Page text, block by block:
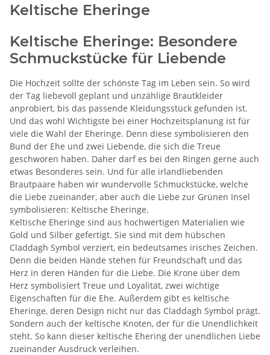
Keltische Eheringe
Keltische Eheringe: Besondere
Schmuckstücke für Liebende
Die Hochzeit sollte der schönste Tag im Leben sein. So wird
der Tag liebevoll geplant und unzählige Brautkleider
anprobiert, bis das passende Kleidungsstück gefunden ist.
Und das wohl Wichtigste bei einer Hochzeitsplanung ist für
viele die Wahl der Eheringe. Denn diese symbolisieren den
Bund der Ehe und zwei Liebende, die sich die Treue
geschworen haben. Daher darf es bei den Ringen gerne auch
etwas Besonderes sein. Und für alle irlandliebenden
Brautpaare haben wir wundervolle Schmuckstücke, welche
die Liebe zueinander, aber auch die Liebe zur Grünen Insel
symbolisieren: Keltische Eheringe.
Keltische Eheringe sind aus hochwertigen Materialien wie
Gold und Silber gefertigt. Sie sind mit dem hübschen
Claddagh Symbol verziert, ein bedeutsames irisches Zeichen.
Denn die beiden Hände stehen für Freundschaft und das
Herz in deren Händen für die Liebe. Die Krone über dem
Herz symbolisiert Treue und Loyalität, zwei wichtige
Eigenschaften für die Ehe. Außerdem gibt es keltische
Eheringe, deren Design nicht nur das Claddagh Symbol prägt.
Sondern auch der keltische Knoten, der für die Unendlichkeit
steht. So kann dieser keltische Ehering der unendlichen Liebe
zueinander Ausdruck verleihen.